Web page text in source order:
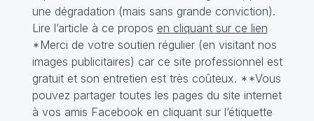
une dégradation (mais sans grande conviction).
Lire l’article à ce propos en cliquant sur ce lien
*Merci de votre soutien régulier (en visitant nos
images publicitaires) car ce site professionnel est
gratuit et son entretien est très coûteux. **Vous
pouvez partager toutes les pages du site internet
à vos amis Facebook en cliquant sur l‘étiquette